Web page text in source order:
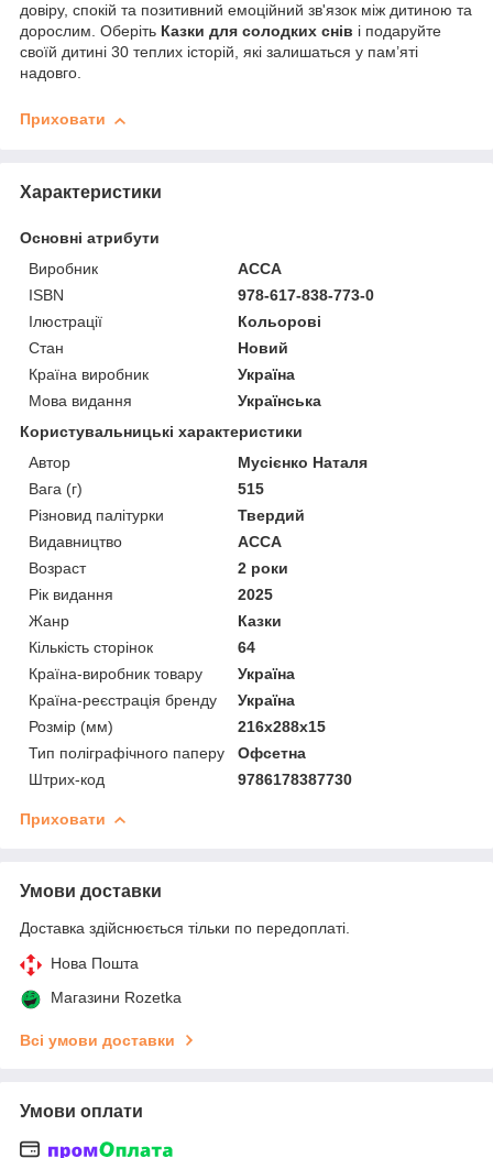
довіру, спокій та позитивний емоційний зв'язок між дитиною та
дорослим. Оберіть Казки для солодких снів і подаруйте
своїй дитині 30 теплих історій, які залишаться у пам’яті
надовго.
Приховати
Характеристики
Основні атрибути
Виробник
АССА
ISBN
978-617-838-773-0
Ілюстрації
Кольорові
Стан
Новий
Країна виробник
Україна
Мова видання
Українська
Користувальницькі характеристики
Автор
Мусієнко Наталя
Вага (г)
515
Різновид палітурки
Твердий
Видавництво
АССА
Возраст
2 роки
Рік видання
2025
Жанр
Казки
Кількість сторінок
64
Країна-виробник товару
Україна
Країна-реєстрація бренду
Україна
Розмір (мм)
216х288x15
Тип поліграфічного паперу
Офсетна
Штрих-код
9786178387730
Приховати
Умови доставки
Доставка здійснюється тільки по передоплаті.
Нова Пошта
Магазини Rozetka
Всі умови доставки
Умови оплати